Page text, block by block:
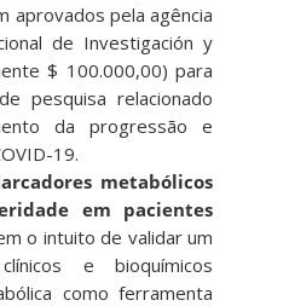
aprovados pela agência
de Investigación y
$ 100.000,00) para
pesquisa relacionado
da progressão e
19.
metabólicos
em pacientes
o intuito de validar um
e bioquímicos
como ferramenta